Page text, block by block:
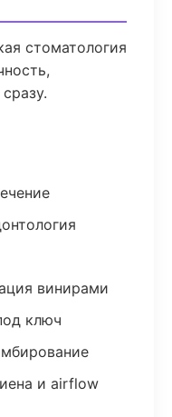
стоматология
винирами
ключ
и airflow